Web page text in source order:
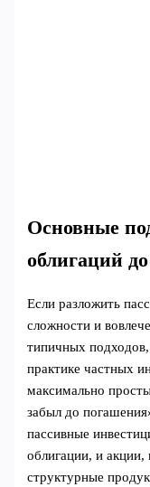
Основные
облигаций
Если разложить
сложности и
типичных
практике частных
максимально
забыл до
пассивные
облигации, и
структурные